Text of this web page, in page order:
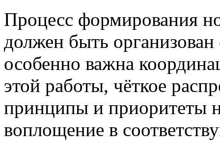
Процесс формирования
должен быть
особенно важна
этой работы, чёткое
принципы и приоритеты
воплощение в